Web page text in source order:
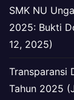
SMK NU
2025: Bukti
12, 2025)
Transparansi
Tahun 2025